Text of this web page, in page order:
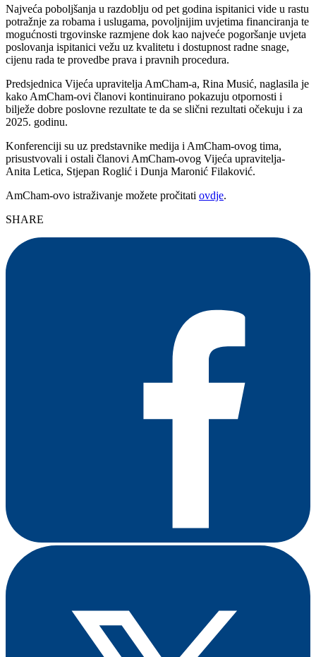
Najveća poboljšanja u razdoblju od pet godina ispitanici vide u rastu
potražnje za robama i uslugama, povoljnijim uvjetima financiranja te
mogućnosti trgovinske razmjene dok kao najveće pogoršanje uvjeta
poslovanja ispitanici vežu uz kvalitetu i dostupnost radne snage,
cijenu rada te provedbe prava i pravnih procedura.
Predsjednica Vijeća upravitelja AmCham-a, Rina Musić, naglasila je
kako AmCham-ovi članovi kontinuirano pokazuju otpornosti i
bilježe dobre poslovne rezultate te da se slični rezultati očekuju i za
2025. godinu.
Konferenciji su uz predstavnike medija i AmCham-ovog tima,
prisustvovali i ostali članovi AmCham-ovog Vijeća upravitelja-
Anita Letica, Stjepan Roglić i Dunja Maronić Filaković.
AmCham-ovo istraživanje možete pročitati ovdje.
SHARE